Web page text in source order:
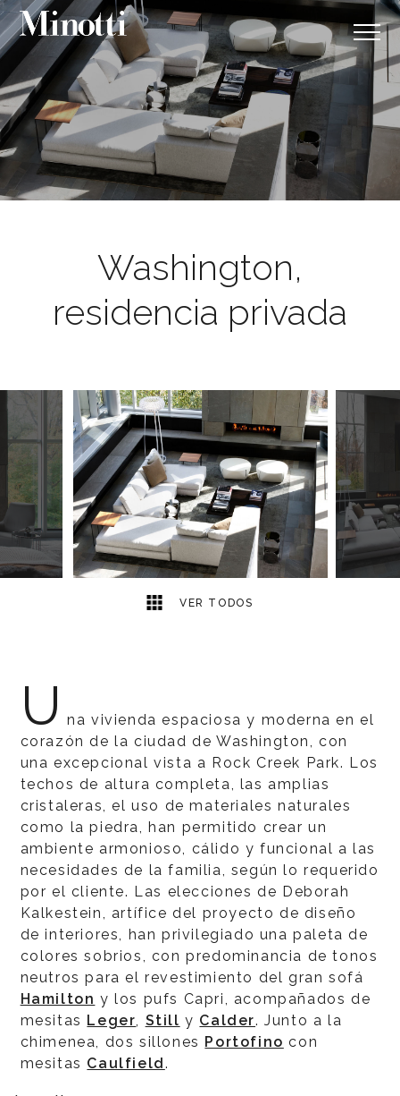
Washington,
residencia privada
VER TODOS
3
U na vivienda espaciosa y moderna en el
corazón de la ciudad de Washington, con
una excepcional vista a Rock Creek Park. Los
techos de altura completa, las amplias
cristaleras, el uso de materiales naturales
como la piedra, han permitido crear un
ambiente armonioso, cálido y funcional a las
necesidades de la familia, según lo requerido
por el cliente. Las elecciones de Deborah
Kalkestein, artífice del proyecto de diseño
de interiores, han privilegiado una paleta de
colores sobrios, con predominancia de tonos
neutros para el revestimiento del gran sofá
Hamilton y los pufs Capri, acompañados de
mesitas Leger, Still y Calder. Junto a la
chimenea, dos sillones Portofino con
mesitas Caulfield.